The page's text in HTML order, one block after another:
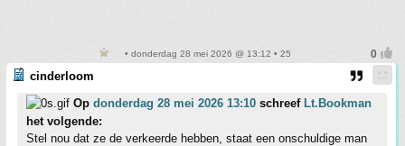
• donderdag 28 mei 2026 @ 13:12 • 25
cinderloom
Op donderdag 28 mei 2026 13:10 schreef Lt.Bookman
het volgende:
Stel nou dat ze de verkeerde hebben, staat een onschuldige man